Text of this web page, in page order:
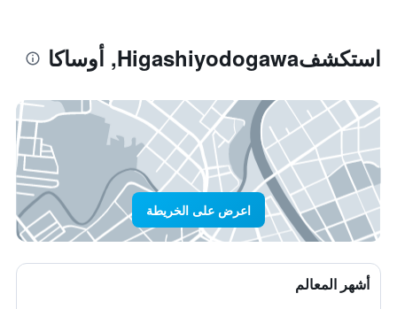
استكشفHigashiyodogawa, أوساكا
اعرض على الخريطة
أشهر المعالم